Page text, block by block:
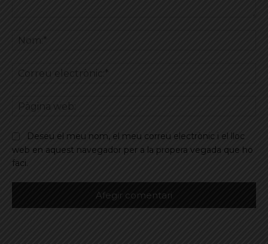
Deseu el meu nom, el meu correu electrònic i el lloc
web en aquest navegador per a la propera vegada que ho
faci.